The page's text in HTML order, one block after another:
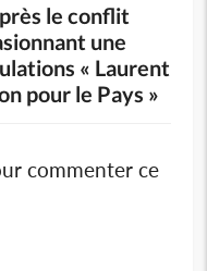
le conflit
une
« Laurent
pour le Pays »
commenter ce